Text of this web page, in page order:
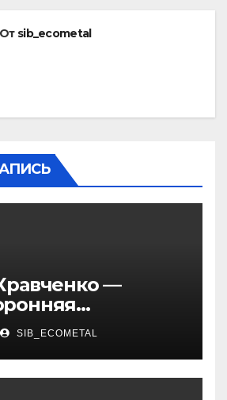
От sib_ecometal
—
российская
богатой
и успешной
SIB_ECOMETAL